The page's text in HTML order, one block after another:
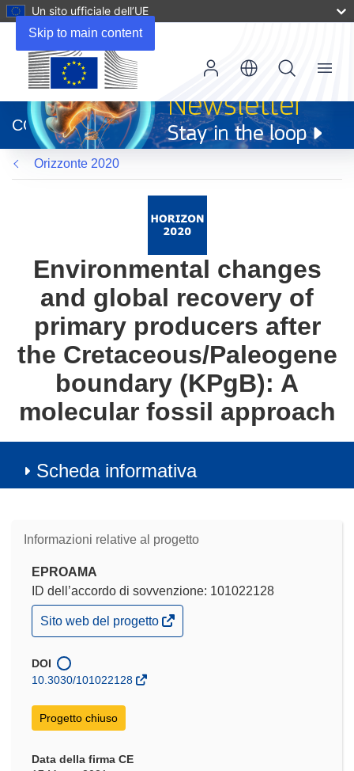
Skip to main content
Un sito ufficiale dell’UE
apre
in
una
nuova
finestra)
CORDIS
Menu
Orizzonte 2020
Environmental changes
and global recovery of
primary producers after
the Cretaceous/Paleogene
boundary (KPgB): A
molecular fossil approach
Scheda informativa
Informazioni relative al progetto
EPROAMA
ID dell’accordo di sovvenzione: 101022128
(si
apre
una
nuova
Sito web del progetto
DOI
10.3030/101022128
Progetto chiuso
Data della firma CE